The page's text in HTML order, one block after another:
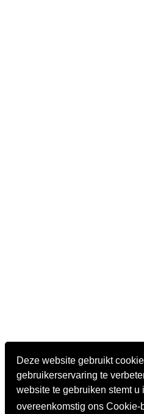
Deze website gebruikt
gebruikerservaring te
website te gebruiken stemt u
overeenkomstig ons Cookie-